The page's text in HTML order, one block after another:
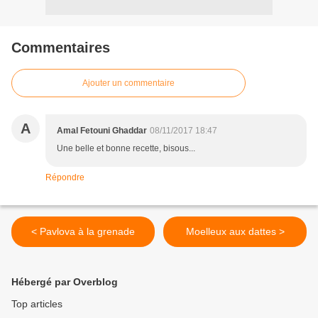
Commentaires
Ajouter un commentaire
A Amal Fetouni Ghaddar 08/11/2017 18:47
Une belle et bonne recette, bisous...
Répondre
< Pavlova à la grenade Moelleux aux dattes >
Hébergé par Overblog
Top articles